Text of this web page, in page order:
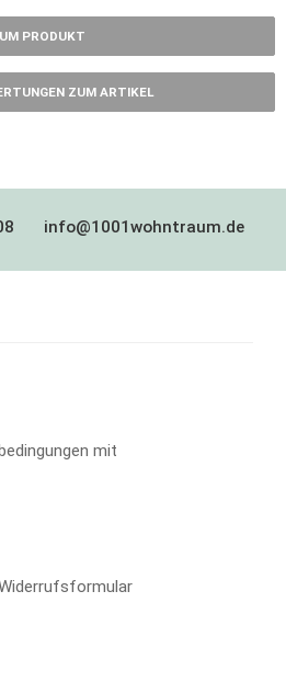
PRODUKT
ZUM ARTIKEL
info@1001wohntraum.de
mit